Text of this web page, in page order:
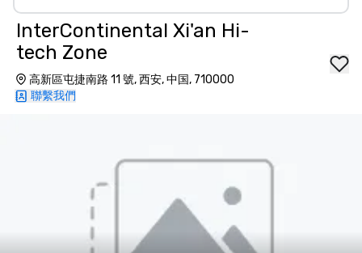
InterContinental Xi'an Hi-
tech Zone
高新區屯捷南路 11 號, 西安, 中国, 710000
聯繫我們